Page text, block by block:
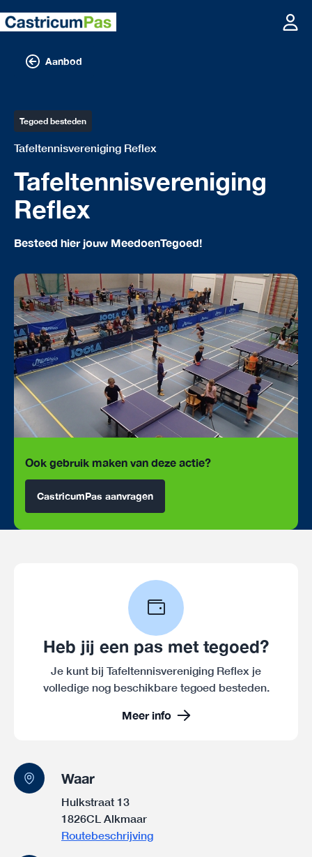
Aanbod
Tegoed besteden
Tafeltennisvereniging Reflex
Tafeltennisvereniging
Reflex
Besteed hier jouw MeedoenTegoed!
Ook gebruik maken van deze actie?
CastricumPas aanvragen
Heb jij een pas met tegoed?
Je kunt bij Tafeltennisvereniging Reflex je
volledige nog beschikbare tegoed besteden.
Meer info
Waar
Hulkstraat 13
1826CL Alkmaar
Routebeschrijving